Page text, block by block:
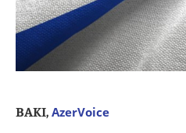
BAKI, AzerVoice